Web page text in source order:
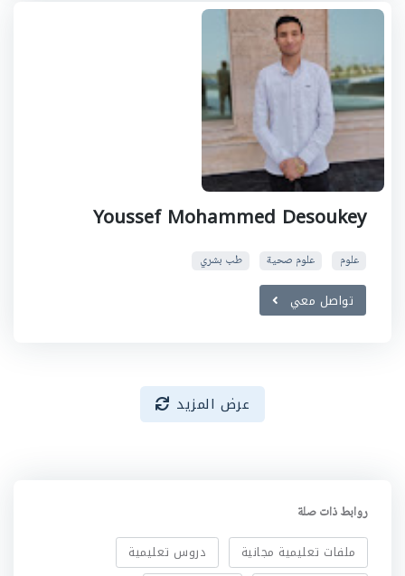
Youssef Mohammed Desoukey
علوم علوم صحية طب بشري
تواصل معي
عرض المزيد
روابط ذات صلة
ملفات تعليمية مجانية
دروس تعليمية